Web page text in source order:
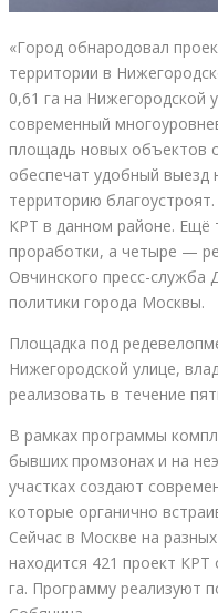
«Город обнародовал
территории в
0,61 га на Нижегородской
современный
площадь новых объектов
обеспечат удобный выезд
территорию
КРТ в данном районе. Ещё
проработки, а четыре —
Овчинского пресс-служба
политики города Москвы.
Площадка под
Нижегородской улице,
реализовать в течение
В рамках программы
бывших промзонах и на
участках создают
которые органично
Сейчас в Москве на
находится 421 проект
га. Программу реализуют